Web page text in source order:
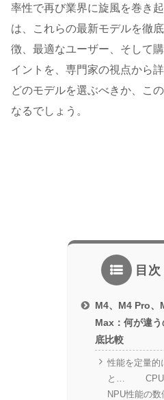
率性で再び業界に旋風を巻き
は、これらの最新モデルを徹
徴、最適なユーザー、そして
イントを、専門家の視点から
どのモデルを選ぶべきか、こ
なるでしょう。
目次
M4、M4 Pro、
Max：何が違
底比較
性能を定量的
と… CPU
NPU性能の数